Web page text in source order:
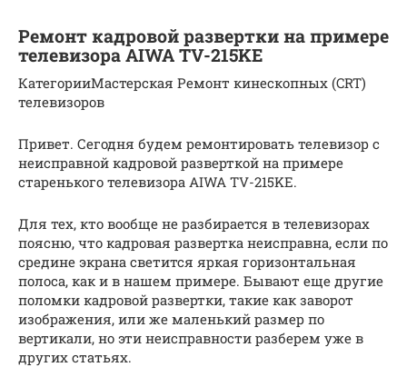
Ремонт кадровой развертки на примере
телевизора AIWA TV-215KE
КатегорииМастерская Ремонт кинескопных (CRT)
телевизоров
Привет. Сегодня будем ремонтировать телевизор с
неисправной кадровой разверткой на примере
старенького телевизора AIWA TV-215KE.
Для тех, кто вообще не разбирается в телевизорах
поясню, что кадровая развертка неисправна, если по
средине экрана светится яркая горизонтальная
полоса, как и в нашем примере. Бывают еще другие
поломки кадровой развертки, такие как заворот
изображения, или же маленький размер по
вертикали, но эти неисправности разберем уже в
других статьях.